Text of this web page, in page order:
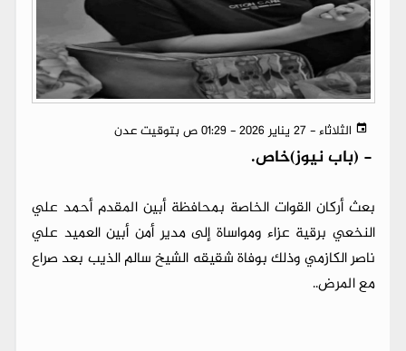
الثلاثاء - 27 يناير 2026 - 01:29 ص بتوقيت عدن
- (باب نيوز)خاص.
بعث أركان القوات الخاصة بمحافظة أبين المقدم أحمد علي
النخعي برقية عزاء ومواساة إلى مدير أمن أبين العميد علي
ناصر الكازمي وذلك بوفاة شقيقه الشيخ سالم الذيب بعد صراع
مع المرض..